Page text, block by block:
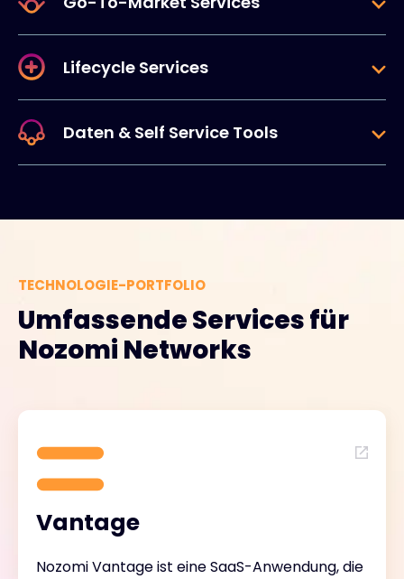
Lifecycle Services
Daten & Self Service Tools
TECHNOLOGIE-PORTFOLIO
Umfassende Services für
Nozomi Networks
Vantage
Nozomi Vantage ist eine SaaS-Anwendung, die